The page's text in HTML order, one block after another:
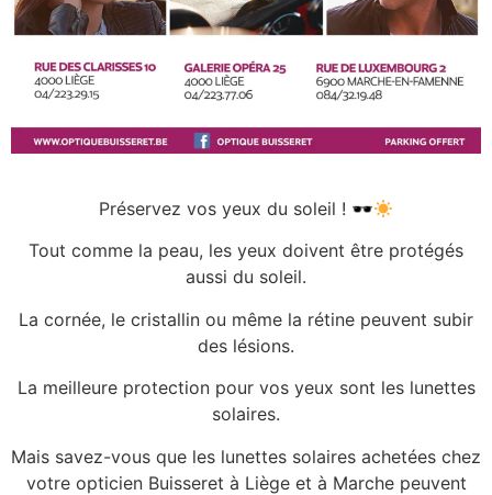
Préservez vos yeux du soleil ! 🕶
Tout comme la peau, les yeux doivent être protégés
aussi du soleil.
La cornée, le cristallin ou même la rétine peuvent subir
des lésions.
La meilleure protection pour vos yeux sont les lunettes
solaires.
Mais savez-vous que les lunettes solaires achetées chez
votre opticien Buisseret à Liège et à Marche peuvent